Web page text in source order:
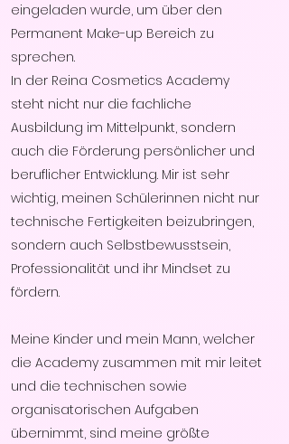
eingeladen wurde, um über den
Permanent Make-up Bereich zu
sprechen.
In der Reina Cosmetics Academy
steht nicht nur die fachliche
Ausbildung im Mittelpunkt, sondern
auch die Förderung persönlicher und
beruflicher Entwicklung. Mir ist sehr
wichtig, meinen Schülerinnen nicht nur
technische Fertigkeiten beizubringen,
sondern auch Selbstbewusstsein,
Professionalität und ihr Mindset zu
fördern.
Meine Kinder und mein Mann, welcher
die Academy zusammen mit mir leitet
und die technischen sowie
organisatorischen Aufgaben
übernimmt, sind meine größte